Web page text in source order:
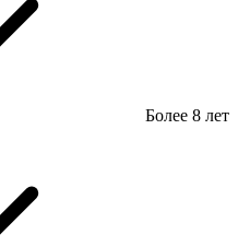
Более 8 лет